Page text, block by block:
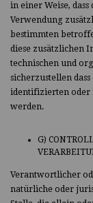
in einer Weise,
Verwendung
bestimmten
diese zusätzlichen
technischen und
sicherzustellen
identifizierten oder
werden.
G)
Verantwortlicher
natürliche oder